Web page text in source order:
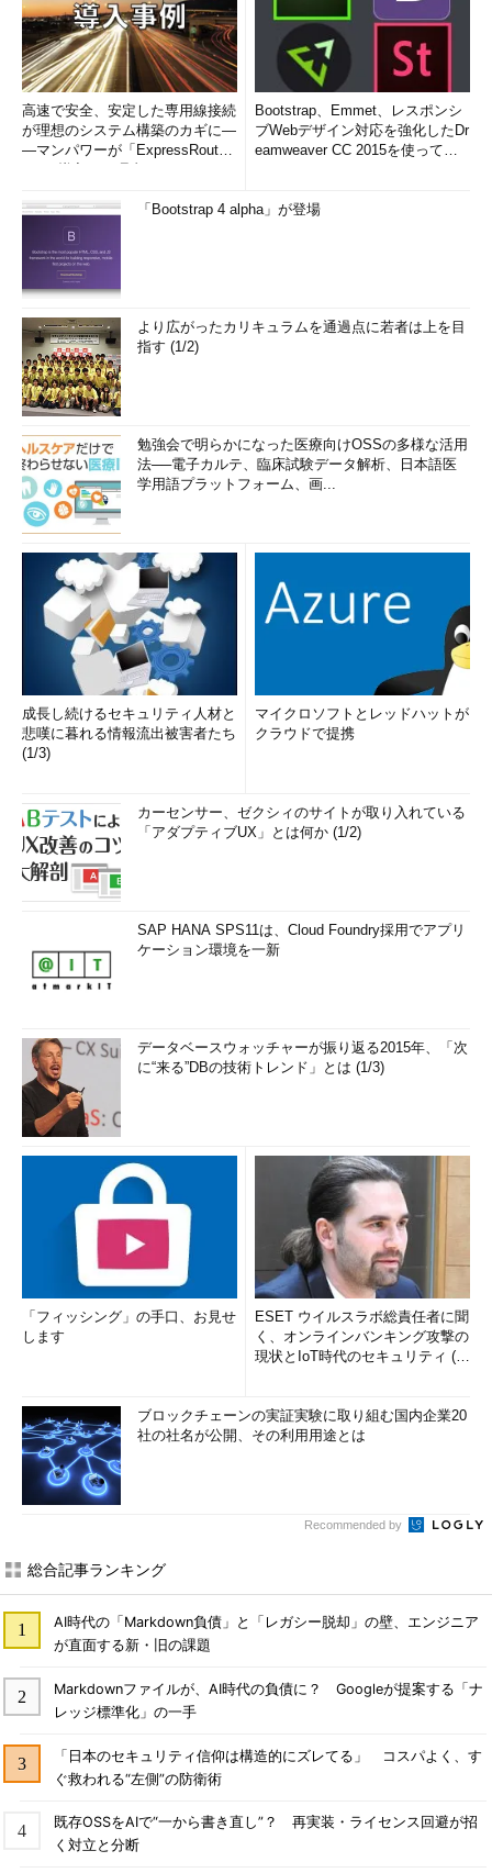
高速で安全、安定した専用線接続
が理想のシステム構築のカギに―
―マンパワーが「ExpressRout
Bootstrap、Emmet、レスポンシ
ブWebデザイン対応を強化したDr
eamweaver CC 2015を使って
「Bootstrap 4 alpha」が登場
より広がったカリキュラムを通過点に若者は上を目
指す (1/2)
勉強会で明らかになった医療向けOSSの多様な活用
法──電子カルテ、臨床試験データ解析、日本語医
学用語プラットフォーム、画...
成長し続けるセキュリティ人材と
悲嘆に暮れる情報流出被害者たち
(1/3)
マイクロソフトとレッドハットが
クラウドで提携
カーセンサー、ゼクシィのサイトが取り入れている
「アダプティブUX」とは何か (1/2)
SAP HANA SPS11は、Cloud Foundry採用でアプリ
ケーション環境を一新
データベースウォッチャーが振り返る2015年、「次
に“来る”DBの技術トレンド」とは (1/3)
「フィッシング」の手口、お見せ
します
ESET ウイルスラボ総責任者に聞
く、オンラインバンキング攻撃の
現状とIoT時代のセキュリティ (1/
ブロックチェーンの実証実験に取り組む国内企業20
社の社名が公開、その利用用途とは
Recommended by
総合記事ランキング
AI時代の「Markdown負債」と「レガシー脱却」の壁、エンジニア
が直面する新・旧の課題
Markdownファイルが、AI時代の負債に？ Googleが提案する「ナ
レッジ標準化」の一手
「日本のセキュリティ信仰は構造的にズレてる」 コスパよく、す
ぐ救われる“左側”の防衛術
既存OSSをAIで“一から書き直し”？ 再実装・ライセンス回避が招
く対立と分断